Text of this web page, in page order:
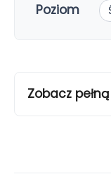
Poziom
Zobacz